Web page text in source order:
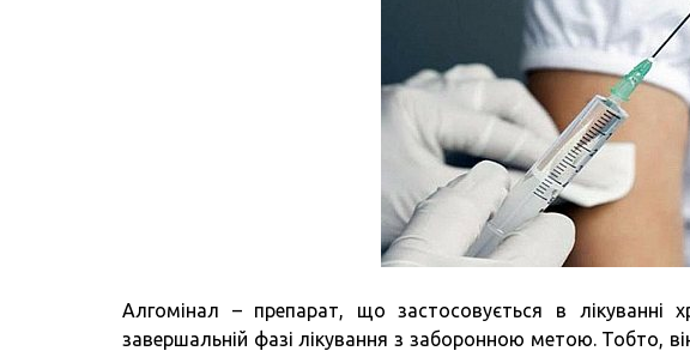
Алгомінал – препарат, що застосовується в лікуванні
завершальній фазі лікування з заборонною метою. Тобто,